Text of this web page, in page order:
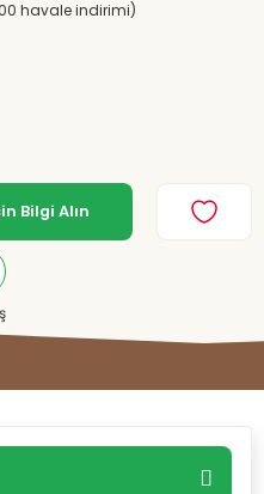
havale indirimi)
Bilgi Alın